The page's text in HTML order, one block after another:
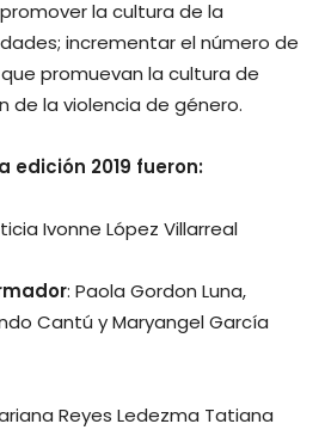
la cultura de la
incrementar el número de
promuevan la cultura de
de la violencia de género.
edición 2019 fueron:
Ivonne López Villarreal
: Paola Gordon Luna,
Cantú y Maryangel García
Reyes Ledezma Tatiana